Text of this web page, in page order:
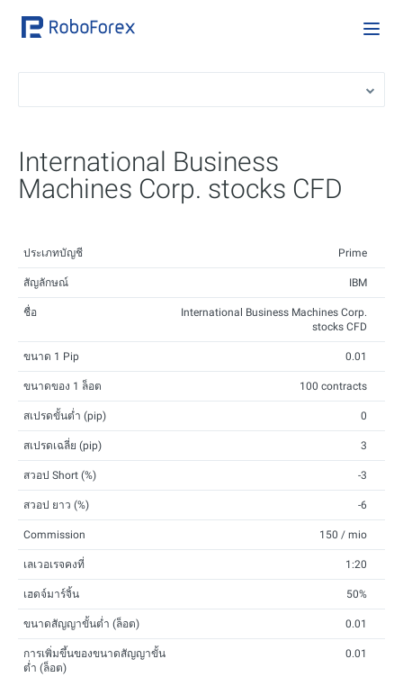
International Business
Machines Corp. stocks CFD
ประเภทบัญชี Prime
สัญลักษณ์ IBM
ชื่อ
International Business Machines Corp.
stocks CFD
ขนาด 1 Pip 0.01
ขนาดของ 1 ล็อต 100 contracts
สเปรดขั้นต่ำ (pip) 0
สเปรดเฉลี่ย (pip) 3
สวอป Short (%) -3
สวอป ยาว (%) -6
Commission 150 / mio
เลเวอเรจคงที่ 1:20
เฮดจ์มาร์จิ้น 50%
ขนาดสัญญาขั้นต่ำ (ล็อต) 0.01
การเพิ่มขึ้นของขนาดสัญญาขั้น
ต่ำ (ล็อต)
0.01